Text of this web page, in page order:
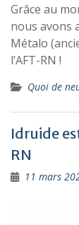
Grâce au
nous avons
Métalo
l’AFT-RN !
Quoi de
Idruide
RN
11 mars